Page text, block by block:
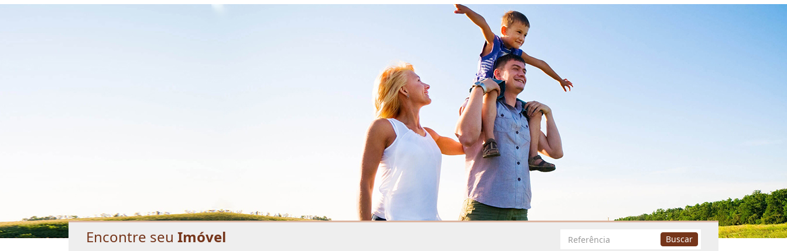
Encontre seu Imóvel
Busca
Buscar